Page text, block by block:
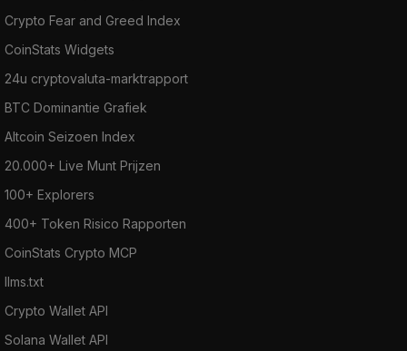
Crypto Fear and Greed Index
CoinStats Widgets
24u cryptovaluta-marktrapport
BTC Dominantie Grafiek
Altcoin Seizoen Index
20.000+ Live Munt Prijzen
100+ Explorers
400+ Token Risico Rapporten
CoinStats Crypto MCP
llms.txt
Crypto Wallet API
Solana Wallet API